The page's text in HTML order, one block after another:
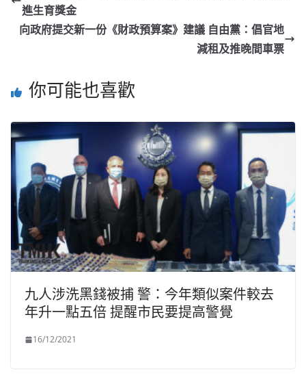
進生育獎金
向政府提交新一份《財政預算案》建議 自由黨：倡官地
減租及推晚間車票
你可能也喜歡
九人涉洗黑錢被捕 警：今年類似案件較去
年升一點五倍 提醒市民要提高警覺
16/12/2021